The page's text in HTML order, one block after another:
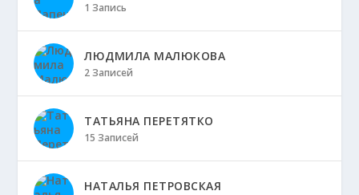
1 Запись
ЛЮДМИЛА МАЛЮКОВА
2 Записей
ТАТЬЯНА ПЕРЕТЯТКО
15 Записей
НАТАЛЬЯ ПЕТРОВСКАЯ